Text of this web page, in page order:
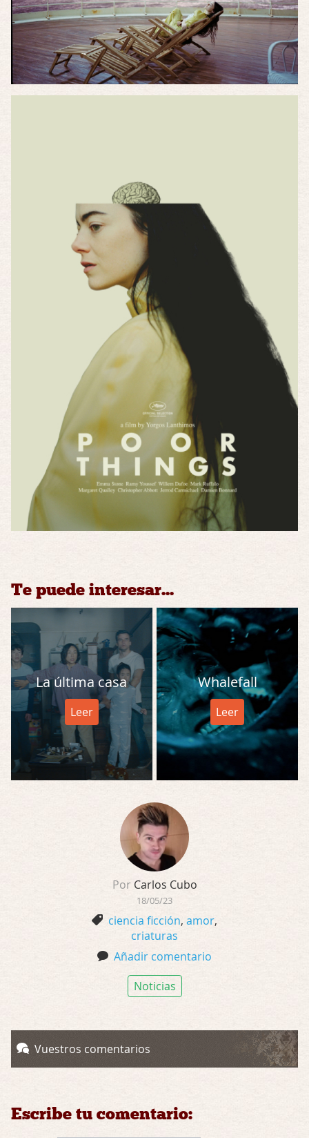
Te puede interesar...
La última casa
Leer
Whalefall
Leer
Por Carlos Cubo
18/05/23
ciencia ficción, amor,
criaturas
Añadir comentario
Noticias
Vuestros comentarios
Escribe tu comentario: